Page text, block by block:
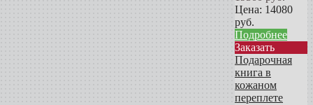
Цена: 14080
руб.
Подробнее
Заказать
Подарочная
книга в
кожаном
переплете